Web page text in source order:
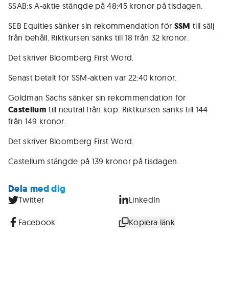
SSAB:s A-aktie stängde på 48:45 kronor på tisdagen.
SEB Equities sänker sin rekommendation för SSM till sälj
från behåll. Riktkursen sänks till 18 från 32 kronor.
Det skriver Bloomberg First Word.
Senast betalt för SSM-aktien var 22:40 kronor.
Goldman Sachs sänker sin rekommendation för
Castellum till neutral från köp. Riktkursen sänks till 144
från 149 kronor.
Det skriver Bloomberg First Word.
Castellum stängde på 139 kronor på tisdagen.
Dela med dig
Twitter LinkedIn
Facebook Kopiera länk